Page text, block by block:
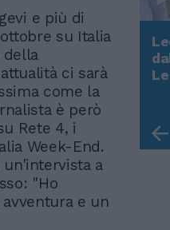
e più di
su Italia
della
ci sarà
come la
è però
Rete 4, i
Week-End.
a
"Ho
e un
Come States?
e la strategia